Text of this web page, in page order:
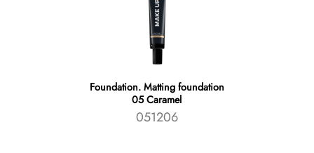
Foundation. Matting foundation
05 Caramel
051206